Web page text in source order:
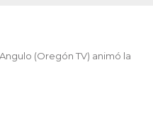
(Oregón TV) animó la